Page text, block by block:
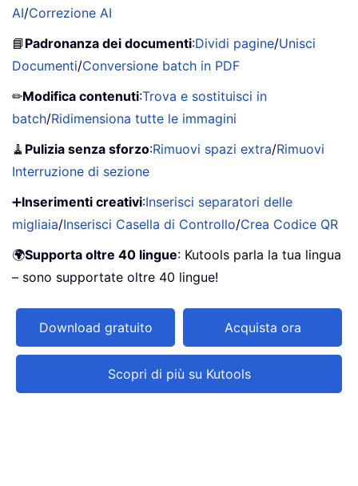
AI/Correzione AI
📘 Padronanza dei documenti:Dividi pagine/Unisci
Documenti/Conversione batch in PDF
✏Modifica contenuti:Trova e sostituisci in
batch/Ridimensiona tutte le immagini
🧹 Pulizia senza sforzo:Rimuovi spazi extra/Rimuovi
Interruzione di sezione
➕Inserimenti creativi:Inserisci separatori delle
migliaia/Inserisci Casella di Controllo/Crea Codice QR
🌍Supporta oltre 40 lingue: Kutools parla la tua lingua
– sono supportate oltre 40 lingue!
Download gratuito Acquista ora
Scopri di più su Kutools